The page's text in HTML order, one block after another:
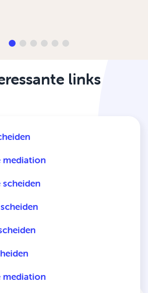
links
mediation
scheiden
mediation